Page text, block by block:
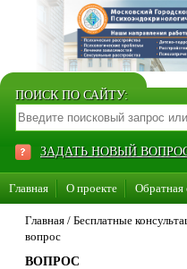
ПОИСК ПО САЙТУ:
ЗАДАТЬ НОВЫЙ
Главная О проекте Обратная
Стать консультантом нашего сайта
Главная / Бесплатные
вопрос
ВОПРОС